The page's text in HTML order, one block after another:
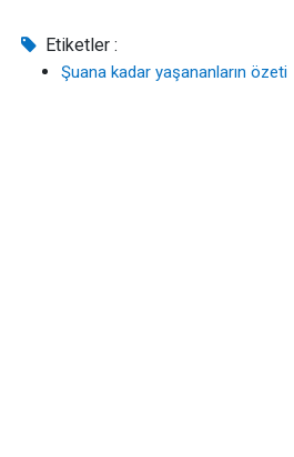
Etiketler :
Şuana kadar yaşananların özeti